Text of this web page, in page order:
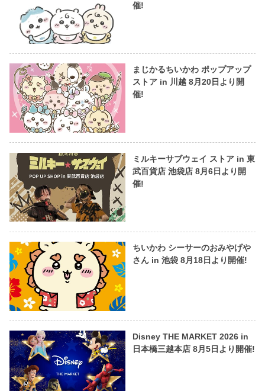
催!
まじかるちいかわ ポップアップ
ストア in 川越 8月20日より開
催!
ミルキーサブウェイ ストア in 東
武百貨店 池袋店 8月6日より開
催!
ちいかわ シーサーのおみやげや
さん in 池袋 8月18日より開催!
Disney THE MARKET 2026 in
日本橋三越本店 8月5日より開催!